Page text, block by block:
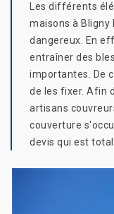
Les différents
maisons à Bligny
dangereux. En
entraîner des
importantes. De
de les fixer. Afin
artisans
couverture
devis qui est